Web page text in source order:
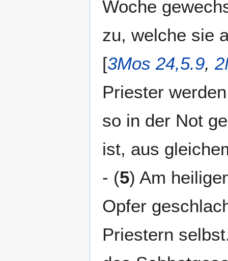
Woche
zu, welche sie
[3Mos 24,5.9,
Priester
so in der Not
ist, aus
- (5) Am
Opfer
Priestern